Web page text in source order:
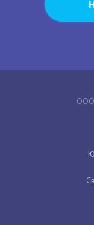
ООО